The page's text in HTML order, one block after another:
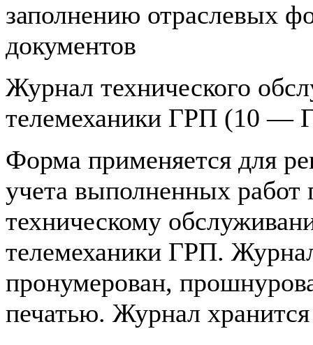
заполнению отраслевых
документов
Журнал технического
телемеханики ГРП (10 —
Форма применяется для
учета выполненных работ
техническому
телемеханики ГРП.
пронумерован,
печатью. Журнал